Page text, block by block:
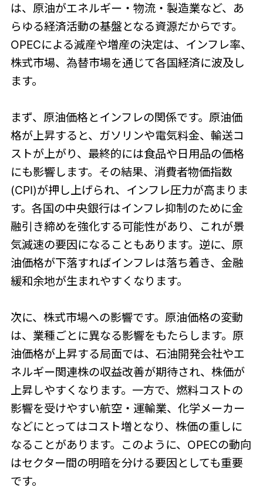
は、原油がエネルギー・物流・製造業など、あ
らゆる経済活動の基盤となる資源だからです。
OPECによる減産や増産の決定は、インフレ率、
株式市場、為替市場を通じて各国経済に波及し
ます。
まず、原油価格とインフレの関係です。原油価
格が上昇すると、ガソリンや電気料金、輸送コ
ストが上がり、最終的には食品や日用品の価格
にも影響します。その結果、消費者物価指数
(CPI)が押し上げられ、インフレ圧力が高まりま
す。各国の中央銀行はインフレ抑制のために金
融引き締めを強化する可能性があり、これが景
気減速の要因になることもあります。逆に、原
油価格が下落すればインフレは落ち着き、金融
緩和余地が生まれやすくなります。
次に、株式市場への影響です。原油価格の変動
は、業種ごとに異なる影響をもたらします。原
油価格が上昇する局面では、石油開発会社やエ
ネルギー関連株の収益改善が期待され、株価が
上昇しやすくなります。一方で、燃料コストの
影響を受けやすい航空・運輸業、化学メーカー
などにとってはコスト増となり、株価の重しに
なることがあります。このように、OPECの動向
はセクター間の明暗を分ける要因としても重要
です。